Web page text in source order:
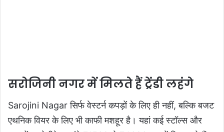
सरोजिनी नगर में मिलते हैं ट्रेंडी लहंगे
Sarojini Nagar सिर्फ वेस्टर्न कपड़ों के लिए ही नहीं, बल्कि बजट
एथनिक वियर के लिए भी काफी मशहूर है। यहां कई स्टॉल्स और